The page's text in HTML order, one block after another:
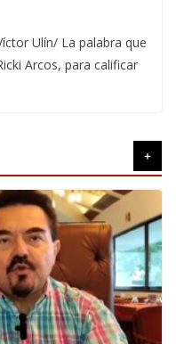
Ulín/ La palabra que
Arcos, para calificar
+